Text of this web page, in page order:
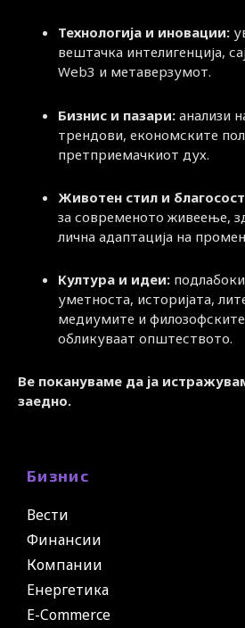
Технологија и иновации:
вештачка интелигенција,
Web3 и метаверзумот.
Бизнис и пазари: анализи
трендови, економските
претприемачкиот дух.
Животен стил и
за современото живеење,
лична адаптација на
Култура и идеи:
уметноста, историјата,
медиумите и
обликуваат општеството.
Ве покануваме да ја
заедно.
Бизнис
Вести
Финансии
Компании
Енергетика
E-Commerce